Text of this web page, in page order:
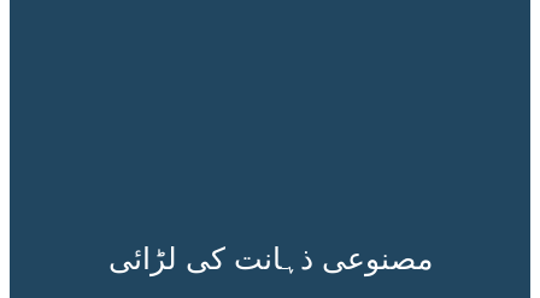
مصنوعی ذہانت کی لڑائی